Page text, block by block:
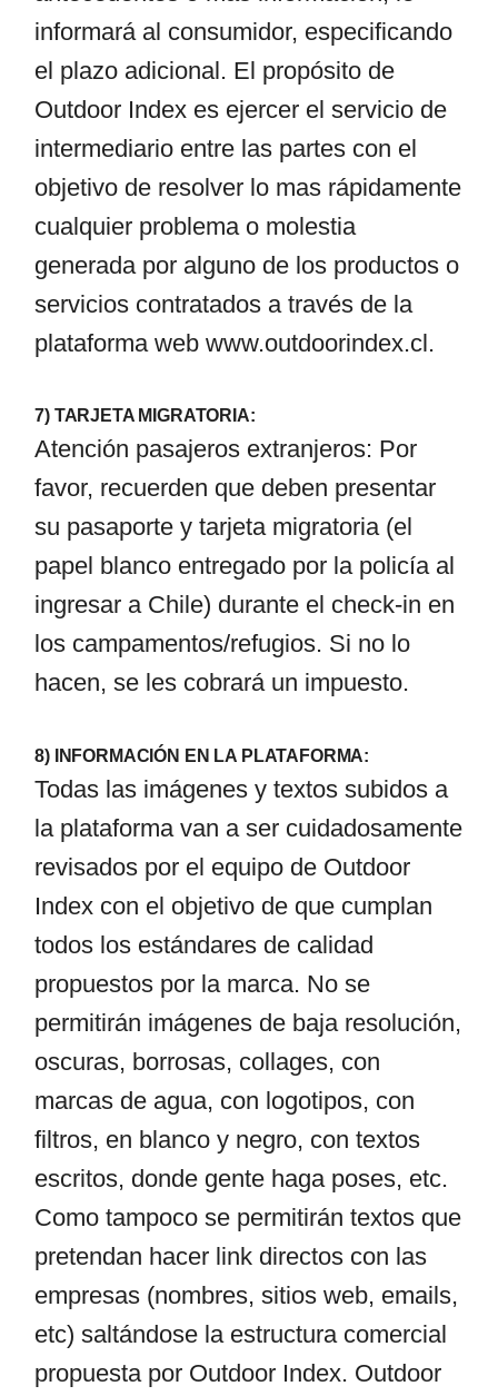
informará al consumidor, especificando
el plazo adicional. El propósito de
Outdoor Index es ejercer el servicio de
intermediario entre las partes con el
objetivo de resolver lo mas rápidamente
cualquier problema o molestia
generada por alguno de los productos o
servicios contratados a través de la
plataforma webwww.outdoorindex.cl.
7) TARJETA MIGRATORIA:
Atención pasajeros extranjeros: Por
favor, recuerden que deben presentar
su pasaporte y tarjeta migratoria (el
papel blanco entregado por la policía al
ingresar a Chile) durante el check-in en
los campamentos/refugios. Si no lo
hacen, se les cobrará un impuesto.
8) INFORMACIÓN EN LA PLATAFORMA:
Todas las imágenes y textos subidos a
la plataforma van a ser cuidadosamente
revisados por el equipo de Outdoor
Index con el objetivo de que cumplan
todos los estándares de calidad
propuestos por la marca. No se
permitirán imágenes de baja resolución,
oscuras, borrosas, collages, con
marcas de agua, con logotipos, con
filtros, en blanco y negro, con textos
escritos, donde gente haga poses, etc.
Como tampoco se permitirán textos que
pretendan hacer link directos con las
empresas (nombres, sitios web, emails,
etc) saltándose la estructura comercial
propuesta por Outdoor Index. Outdoor